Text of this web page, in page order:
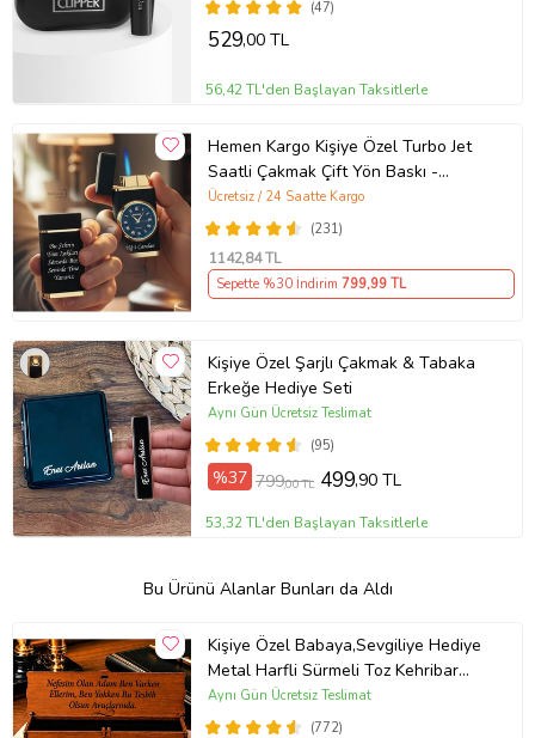
(47)
529,00 TL
56,42 TL'den Başlayan Taksitlerle
Hemen Kargo Kişiye Özel Turbo Jet
Saatli Çakmak Çift Yön Baskı -
Sevgiliye Babaya Arkadaşa Eşe
Hediye
(231)
Ücretsiz / 24 Saatte Kargo
1142,84 TL
Sepette %30 İndirim 799,99 TL
Kişiye Özel Şarjlı Çakmak & Tabaka
Erkeğe Hediye Seti
(95)
Aynı Gün Ücretsiz Teslimat
%37 799,00 TL 499,90 TL
53,32 TL'den Başlayan Taksitlerle
Bu Ürünü Alanlar Bunları da Aldı
Kişiye Özel Babaya,Sevgiliye Hediye
Metal Harfli Sürmeli Toz Kehribar
Tesbih [ 5 Renk ] (Siyah)
(772)
Aynı Gün Ücretsiz Teslimat